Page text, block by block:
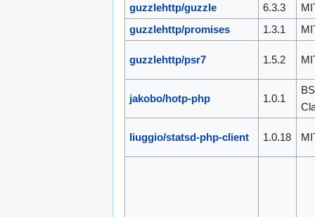
guzzlehttp/guzzle 6.3.3
guzzlehttp/promises
1.3.1
guzzlehttp/psr7 1.5.2
jakobo/hotp-php 1.0.1
liuggio/statsd-php-client 1.0.18